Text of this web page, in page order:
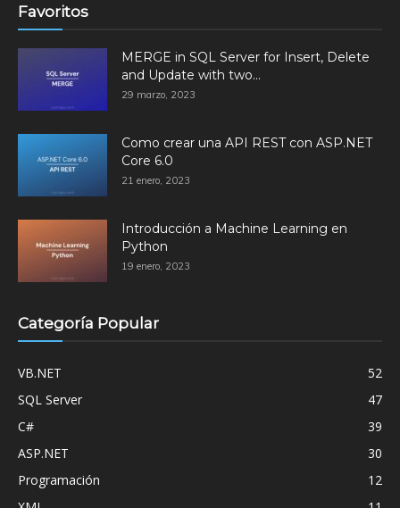
Favoritos
MERGE in SQL Server for Insert, Delete
and Update with two...
29 marzo, 2023
Como crear una API REST con ASP.NET
Core 6.0
21 enero, 2023
Introducción a Machine Learning en
Python
19 enero, 2023
Categoría Popular
VB.NET
52
SQL Server
47
C#
39
ASP.NET
30
Programación
12